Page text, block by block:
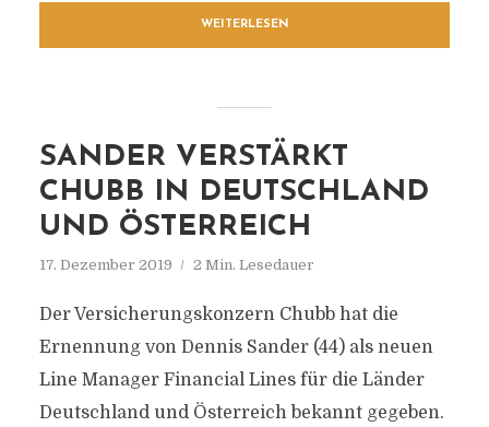
WEITERLESEN
SANDER VERSTÄRKT
CHUBB IN DEUTSCHLAND
UND ÖSTERREICH
17. Dezember 2019 2 Min. Lesedauer
Der Versicherungskonzern Chubb hat die
Ernennung von Dennis Sander (44) als neuen
Line Manager Financial Lines für die Länder
Deutschland und Österreich bekannt gegeben.